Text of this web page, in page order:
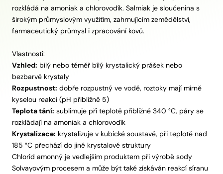
rozkládá na amoniak a chlorovodík. Salmiak je sloučenina s
širokým průmyslovým využitím, zahrnujícím zemědělství,
farmaceutický průmysl i zpracování kovů.
Vlastnosti:
Vzhled: bílý nebo téměř bílý krystalický prášek nebo
bezbarvé krystaly
Rozpustnost: dobře rozpustný ve vodě, roztoky mají mírně
kyselou reakci (pH přibližně 5)
Teplota tání: sublimuje při teplotě přibližně 340 °C, páry se
rozkládají na amoniak a chlorovodík
Krystalizace: krystalizuje v kubické soustavě, při teplotě nad
185 °C přechází do jiné krystalové struktury
Chlorid amonný je vedlejším produktem při výrobě sody
Solvayovým procesem a může být také získáván reakcí síranu